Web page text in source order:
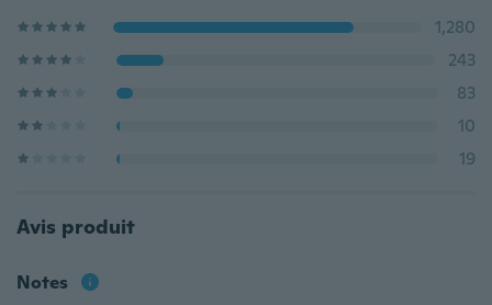
1,280
243
83
10
19
Avis produit
Notes